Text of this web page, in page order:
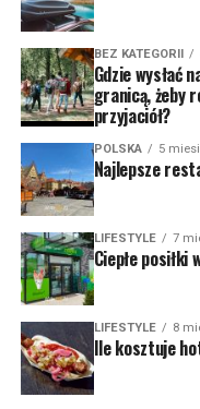
BEZ KATEGORII
Gdzie wysłać
granicą, żeby
przyjaciół?
POLSKA 5
Najlepsze
LIFESTYLE 7
Ciepłe posiłki
LIFESTYLE 8
Ile kosztuje